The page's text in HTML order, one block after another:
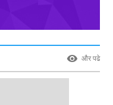
और पढे